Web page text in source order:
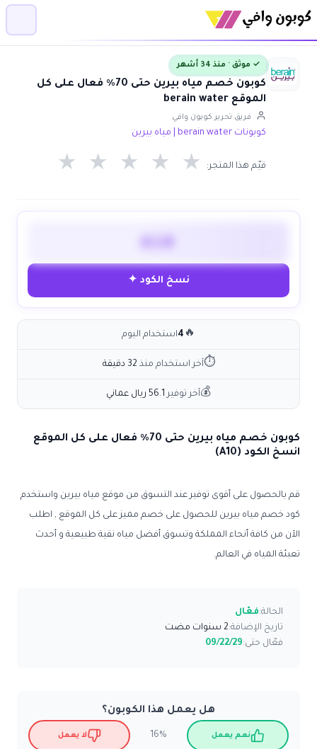
✓ موثق · منذ 34 أشهر
كوبون خصم مياه بيرين حتى 70٪ فعال على كل
الموقع berain water
فريق تحرير كوبون وافي
كوبونات berain water | مياه بيرين
قيّم هذا المتجر: ★ ★ ★ ★ ★
نسخ الكود ✦
🔥
4استخدام اليوم
⏱آخر استخدام منذ 32 دقيقة
💰آخر توفير 56.1 ريال عماني
كوبون خصم مياه بيرين حتى 70٪ فعال على كل الموقع
انسخ الكود (A10)
قم بالحصول على أقوى توفير عند التسوق من موقع مياه بيرين واستخدم
كود خصم مياه بيرين للحصول على خصم مميز على كل الموقع , اطلب
الآن من كافة أنحاء المملكة وتسوق أفضل مياه نقية طبيعية و أحدث
تعبئة المياه في العالم.
الحالة:فعّال
تاريخ الإضافة:2 سنوات مضت
فعّال حتى:09/22/29
هل يعمل هذا الكوبون؟
نعم يعمل 16% لا يعمل